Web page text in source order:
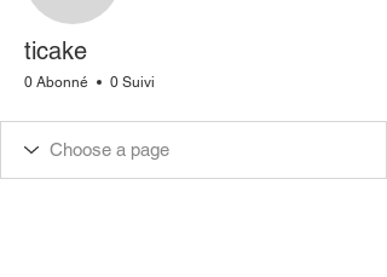
ticake
0 Abonné 0 Suivi